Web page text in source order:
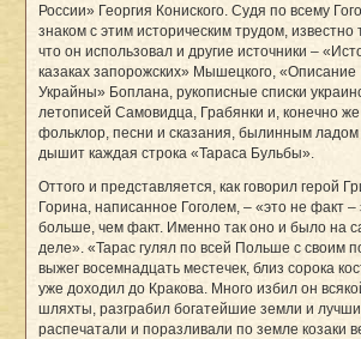
России» Георгия Кониского. Судя по всему
знаком с этим историческим трудом, известно
что он использовал и другие источники –
казаках запорожских» Мышецкого, «Описание
Украйны» Боплана, рукописные списки
летописей Самовидца, Грабянки и, конечно
фольклор, песни и сказания, былинным ладом
дышит каждая строка «Тараса Бульбы».
Оттого и представляется, как говорил герой
Горина, написанное Гоголем, – «это не факт –
больше, чем факт. Именно так оно и было на
деле». «Тарас гулял по всей Польше с своим
выжег восемнадцать местечек, близ сорока
уже доходил до Кракова. Много избил он
шляхты, разграбил богатейшие земли и
распечатали и поразливали по земле козаки